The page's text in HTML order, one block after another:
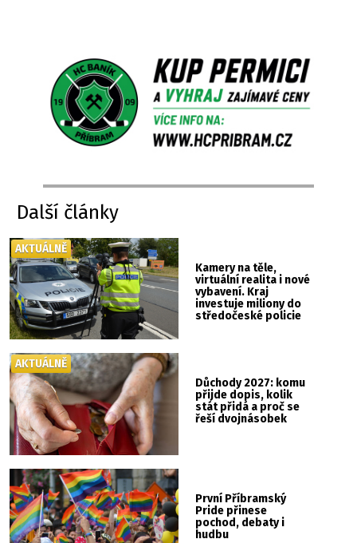
Další články
Kamery na těle,
virtuální realita i nové
vybavení. Kraj
investuje miliony do
středočeské policie
AKTUÁLNĚ
Důchody 2027: komu
přijde dopis, kolik
stát přidá a proč se
řeší dvojnásobek
AKTUÁLNĚ
První Příbramský
Pride přinese
pochod, debaty i
hudbu